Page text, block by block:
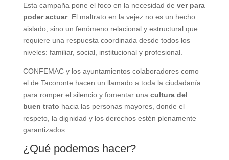
Esta campaña pone el foco en la necesidad de ver para
poder actuar. El maltrato en la vejez no es un hecho
aislado, sino un fenómeno relacional y estructural que
requiere una respuesta coordinada desde todos los
niveles: familiar, social, institucional y profesional.
CONFEMAC y los ayuntamientos colaboradores como
el de Tacoronte hacen un llamado a toda la ciudadanía
para romper el silencio y fomentar una cultura del
buen trato hacia las personas mayores, donde el
respeto, la dignidad y los derechos estén plenamente
garantizados.
¿Qué podemos hacer?